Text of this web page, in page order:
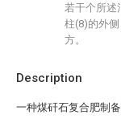
Description
一种煤矸石复合肥制
若干个所述
柱(8)的外
方。